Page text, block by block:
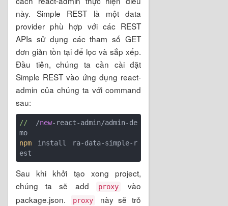
này. Simple REST là một data
provider phù hợp với các REST
APIs sử dụng các tham số GET
đơn giản tồn tại để lọc và sắp xếp.
Đầu tiên, chúng ta cần cài đặt
Simple REST vào ứng dụng react-
admin của chúng ta với command
sau:
// /new-react-admin/admin-de
npm install ra-data-simple-r
est
Sau khi khởi tạo xong project,
chúng ta sẽ add
proxy
vào
package.json.
proxy
này sẽ trỏ